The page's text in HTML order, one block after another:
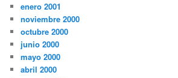
enero 2001
noviembre 2000
octubre 2000
junio 2000
mayo 2000
abril 2000